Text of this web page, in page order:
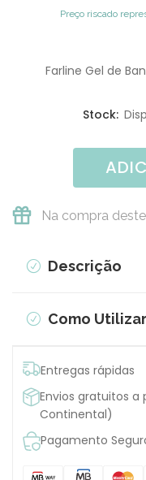
Preço riscado
Farline Gel de
Stock:
Na compra
Descrição
Como Utilizar
Entregas rápidas
Envios gratuitos
Continental)
Pagamento